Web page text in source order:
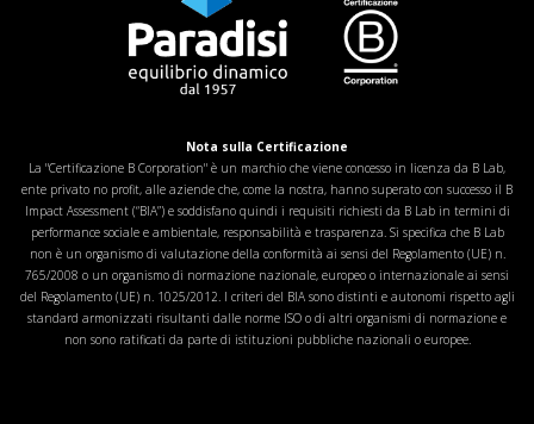
Nota sulla Certificazione
La "Certificazione B Corporation" è un marchio che viene concesso in licenza da B Lab,
ente privato no profit, alle aziende che, come la nostra, hanno superato con successo il B
Impact Assessment (“BIA”) e soddisfano quindi i requisiti richiesti da B Lab in termini di
performance sociale e ambientale, responsabilità e trasparenza. Si specifica che B Lab
non è un organismo di valutazione della conformità ai sensi del Regolamento (UE) n.
765/2008 o un organismo di normazione nazionale, europeo o internazionale ai sensi
del Regolamento (UE) n. 1025/2012. I criteri del BIA sono distinti e autonomi rispetto agli
standard armonizzati risultanti dalle norme ISO o di altri organismi di normazione e
non sono ratificati da parte di istituzioni pubbliche nazionali o europee.